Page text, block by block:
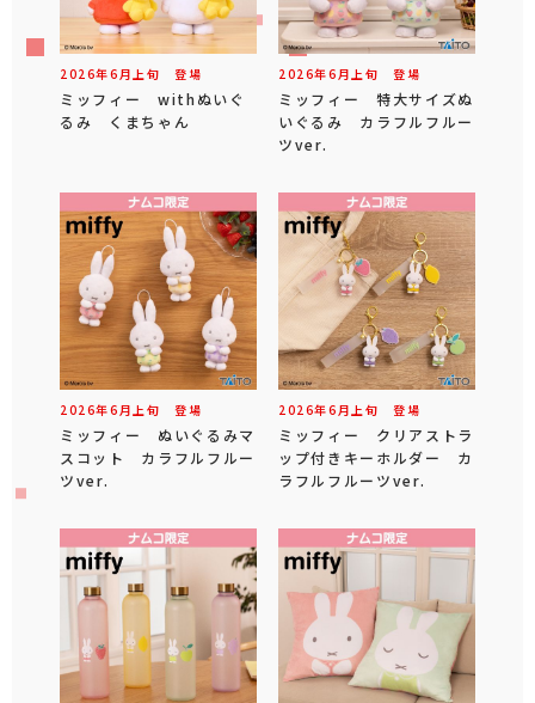
2026年6 月 上旬 登場
ミッフィー withぬいぐ
るみ くまちゃん
2026年6 月 上旬 登場
ミッフィー 特大サイズぬ
いぐるみ カラフルフルー
ツver.
2026年6 月 上旬 登場
ミッフィー ぬいぐるみマ
スコット カラフルフルー
ツver.
2026年6 月 上旬 登場
ミッフィー クリアストラ
ップ付きキーホルダー カ
ラフルフルーツver.